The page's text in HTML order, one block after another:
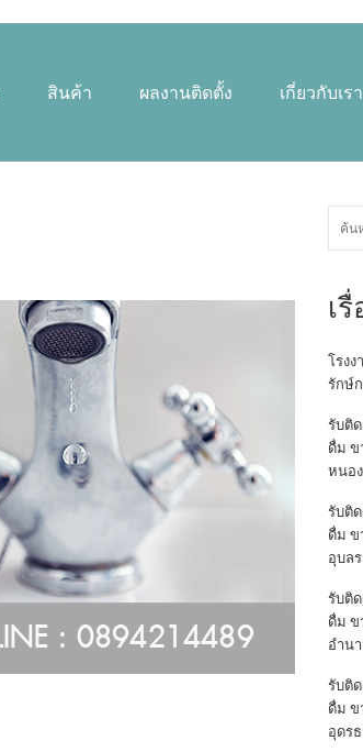
สินค้า ผลงานติดตั้ง เกี่ยวกับเรา
เ
โรง
รักษ์
รับติ
ดื่ม ข
หนอ
รับติ
ดื่ม ข
อุบล
รับติ
ดื่ม ข
อำน
รับติ
ดื่ม ข
อุดร